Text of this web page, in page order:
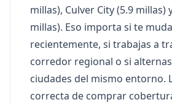
millas), Culver City (5.9 millas)
millas). Eso importa si te
recientemente, si trabajas a
corredor regional o si
ciudades del mismo entorno.
correcta de comprar